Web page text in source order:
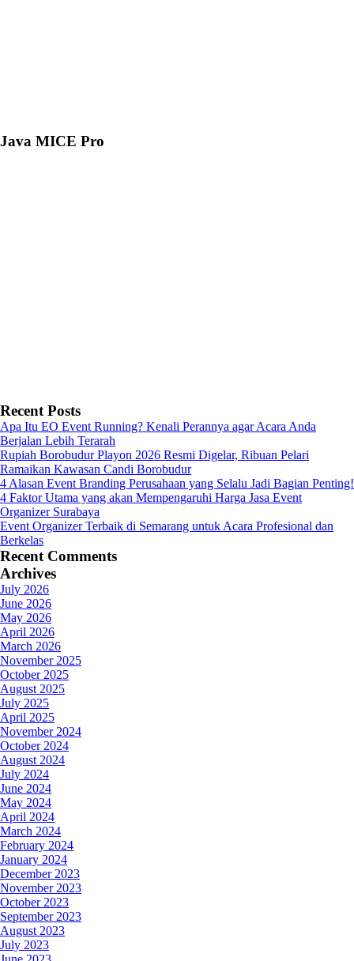
Java MICE Pro
Recent Posts
Apa Itu EO Event Running? Kenali Perannya agar Acara Anda
Berjalan Lebih Terarah
Rupiah Borobudur Playon 2026 Resmi Digelar, Ribuan Pelari
Ramaikan Kawasan Candi Borobudur
4 Alasan Event Branding Perusahaan yang Selalu Jadi Bagian Penting!
4 Faktor Utama yang akan Mempengaruhi Harga Jasa Event
Organizer Surabaya
Event Organizer Terbaik di Semarang untuk Acara Profesional dan
Berkelas
Recent Comments
Archives
July 2026
June 2026
May 2026
April 2026
March 2026
November 2025
October 2025
August 2025
July 2025
April 2025
November 2024
October 2024
August 2024
July 2024
June 2024
May 2024
April 2024
March 2024
February 2024
January 2024
December 2023
November 2023
October 2023
September 2023
August 2023
July 2023